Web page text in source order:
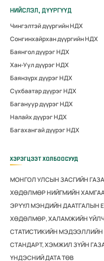
НИЙСЛЭЛ, ДҮҮРГҮҮД
Чингэлтэй дүүргийн НДХ
Сонгинхайрхан дүүргийн НДХ
Баянгол дүүрэг НДХ
Хан-Уул дүүрэг НДХ
Баянзүрх дүүрэг НДХ
Сүхбаатар дүүрэг НДХ
Багануур дүүрэг НДХ
Налайх дүүрэг НДХ
Багахангай дүүрэг НДХ
ХЭРЭГЦЭЭТ ХОЛБООСУУД
МОНГОЛ УЛСЫН ЗАСГИЙН
ХӨДӨЛМӨР НИЙГМИЙН
ЭРҮҮЛ МЭНДИЙН ДААТГАЛЫН
ХӨДӨЛМӨР, ХАЛАМЖИЙН
СТАТИСТИКИЙН
СТАНДАРТ, ХЭМЖИЛ ЗҮЙН
ҮНДЭСНИЙ ДАТА ТӨВ